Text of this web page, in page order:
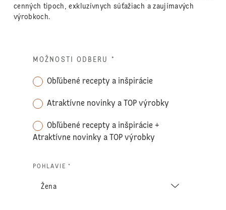
cenných tipoch, exkluzívnych súťažiach a zaujímavých
výrobkoch.
MOŽNOSTI ODBERU *
Obľúbené recepty a inšpirácie
Atraktívne novinky a TOP výrobky
Obľúbené recepty a inšpirácie +
Atraktívne novinky a TOP výrobky
POHLAVIE *